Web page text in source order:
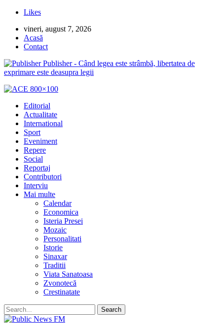
Likes
vineri, august 7, 2026
Acasă
Contact
Publisher - Când legea este strâmbă, libertatea de
exprimare este deasupra legii
Editorial
Actualitate
International
Sport
Eveniment
Repere
Social
Reportaj
Contributori
Interviu
Mai multe
Calendar
Economica
Isteria Presei
Mozaic
Personalitati
Istorie
Sinaxar
Traditii
Viata Sanatoasa
Zvonotecă
Crestinatate